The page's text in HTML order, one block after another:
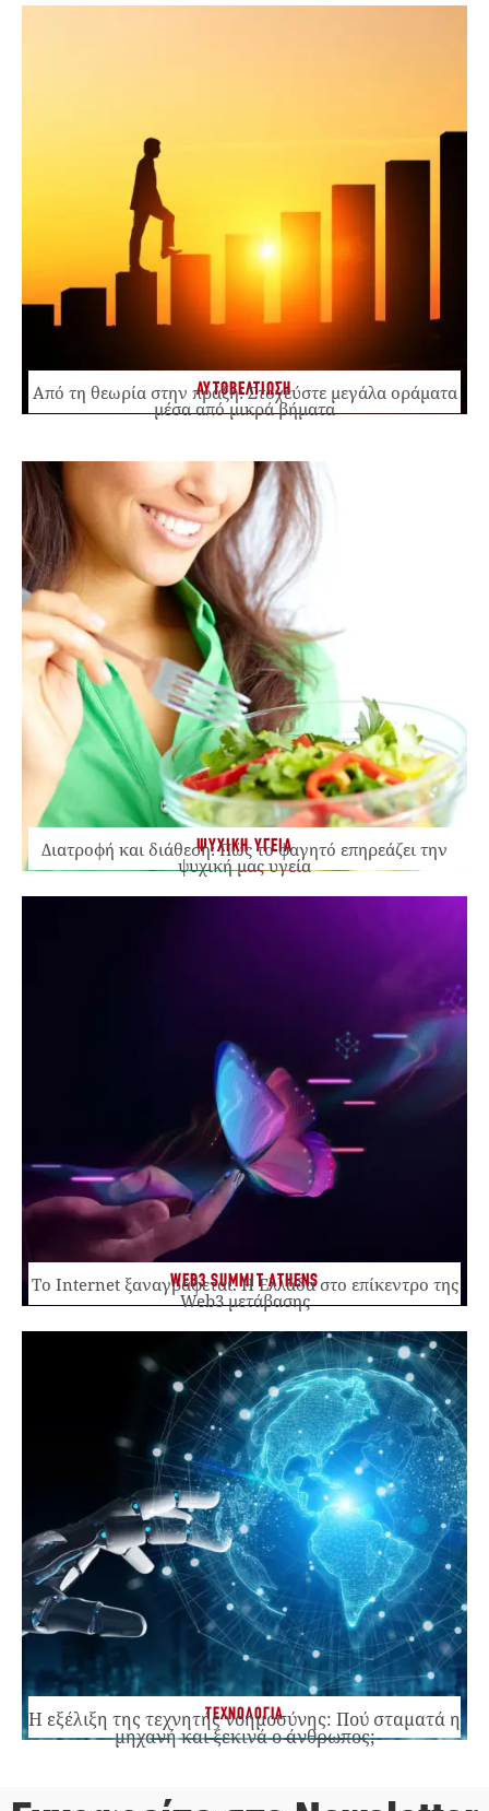
ΑΥΤΟΒΕΛΤΙΩΣΗ
Από τη θεωρία στην πράξη: Στοχεύστε μεγάλα οράματα
μέσα από μικρά βήματα
ΨΥΧΙΚΗ ΥΓΕΙΑ
Διατροφή και διάθεση: Πώς το φαγητό επηρεάζει την
ψυχική μας υγεία
WEB3 SUMMIT ATHENS
Το Internet ξαναγράφεται. Η Ελλάδα στο επίκεντρο της
Web3 μετάβασης
ΤΕΧΝΟΛΟΓΙΑ
Η εξέλιξη της τεχνητής νοημοσύνης: Πού σταματά η
μηχανή και ξεκινά ο άνθρωπος;